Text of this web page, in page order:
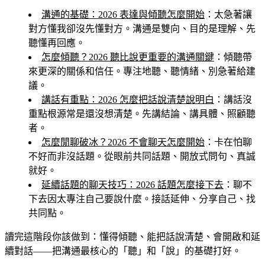
溝通的基礎：2026 表達與傾聽怎麼開始 ：太急著讓
對方懂我卻沒先懂對方。溝通是雙向、目的是理解、先
聽懂再回應。
怎麼傾聽？2026 聽比說更重要的溝通關鍵 ：傾聽帶
來更深的關係和信任。專注地聽、聽情緒、別急著給建
議。
講話有重點：2026 怎麼把話說清楚說明白 ：講話沒
重點根源常是還沒想清楚。先講結論、講具體、照顧聽
者。
怎麼閒聊破冰？2026 不會聊天怎麼開始 ：卡在怕聊
不好而非沒話題。從眼前共同話題、開放式問句、真誠
就好。
延續話題的聊天技巧：2026 話題怎麼接下去 ：聊不
下去因太專注自己要說什麼。接話延伸、分享自己、找
共同點。
讀完這階段你該做到 ：懂得傾聽、能把話說清楚、會開啟和延
續對話——把溝通最核心的「聽」和「說」的基礎打好。